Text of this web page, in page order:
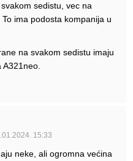
sedistu, vec na
ima podosta kompanija u
na svakom sedistu imaju
15:33
neke, ali ogromna većina